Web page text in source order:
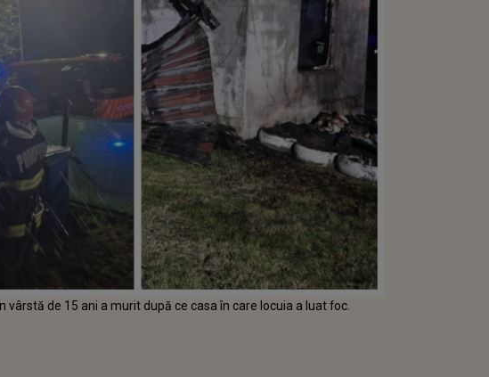
vârstă de 15 ani a murit după ce casa în care locuia a luat foc.